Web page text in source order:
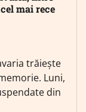
mai rece
trăiește
Luni,
din